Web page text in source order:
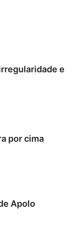
e
por cima
Apolo